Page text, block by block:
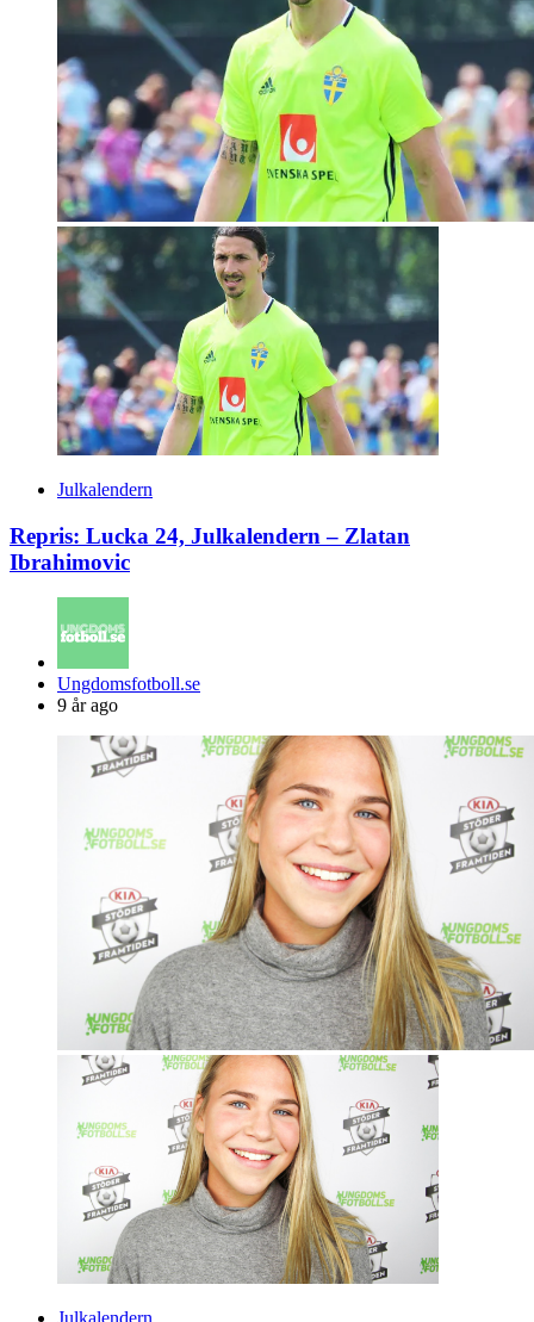
Julkalendern
Repris: Lucka 24, Julkalendern – Zlatan
Ibrahimovic
Posted
by
Ungdomsfotboll.se
9 år ago